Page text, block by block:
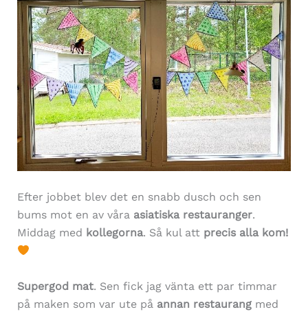
Efter jobbet blev det en snabb dusch och sen
bums mot en av våra asiatiska restauranger.
Middag med kollegorna. Så kul att precis alla kom!
Supergod mat. Sen fick jag vänta ett par timmar
på maken som var ute på annan restaurangmed